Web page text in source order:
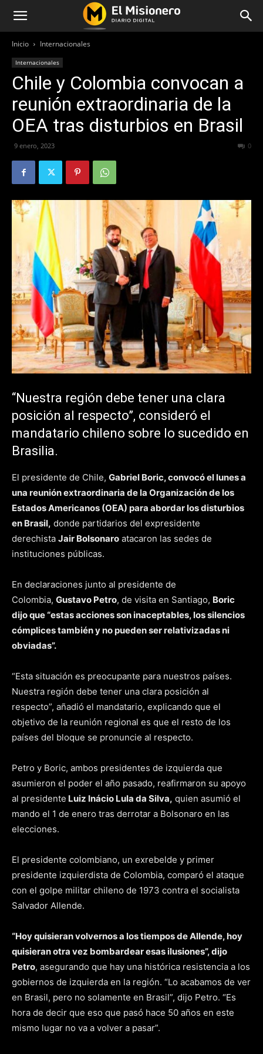
Inicio Internacionales
Internacionales
Chile y Colombia convocan a
reunión extraordinaria de la
OEA tras disturbios en Brasil
9 enero, 2023 0
“Nuestra región debe tener una clara
posición al respecto”, consideró el
mandatario chileno sobre lo sucedido en
Brasilia.
El presidente de Chile, Gabriel Boric, convocó el lunes a
una reunión extraordinaria de la Organización de los
Estados Americanos (OEA) para abordar los disturbios
en Brasil, donde partidarios del expresidente
derechista Jair Bolsonaro atacaron las sedes de
instituciones públicas.
En declaraciones junto al presidente de
Colombia, Gustavo Petro, de visita en Santiago, Boric
dijo que “estas acciones son inaceptables, los silencios
cómplices también y no pueden ser relativizadas ni
obviadas”.
“Esta situación es preocupante para nuestros países.
Nuestra región debe tener una clara posición al
respecto”, añadió el mandatario, explicando que el
objetivo de la reunión regional es que el resto de los
países del bloque se pronuncie al respecto.
Petro y Boric, ambos presidentes de izquierda que
asumieron el poder el año pasado, reafirmaron su apoyo
al presidente Luiz Inácio Lula da Silva, quien asumió el
mando el 1 de enero tras derrotar a Bolsonaro en las
elecciones.
El presidente colombiano, un exrebelde y primer
presidente izquierdista de Colombia, comparó el ataque
con el golpe militar chileno de 1973 contra el socialista
Salvador Allende.
“Hoy quisieran volvernos a los tiempos de Allende, hoy
quisieran otra vez bombardear esas ilusiones”, dijo
Petro, asegurando que hay una histórica resistencia a los
gobiernos de izquierda en la región. “Lo acabamos de ver
en Brasil, pero no solamente en Brasil”, dijo Petro. “Es
hora de decir que eso que pasó hace 50 años en este
mismo lugar no va a volver a pasar”.